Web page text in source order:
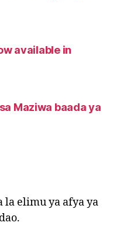
available in
Maziwa baada ya
la elimu ya afya ya